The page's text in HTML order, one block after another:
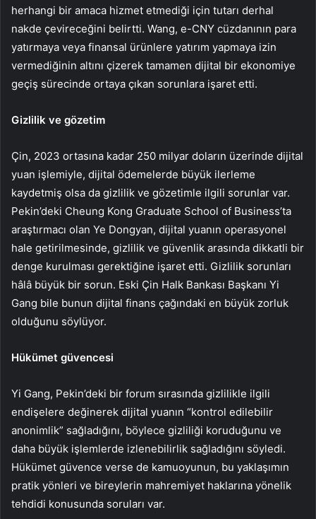
herhangi bir amaca hizmet etmediği için tutarı derhal
nakde çevireceğini belirtti. Wang, e-CNY cüzdanının para
yatırmaya veya finansal ürünlere yatırım yapmaya izin
vermediğinin altını çizerek tamamen dijital bir ekonomiye
geçiş sürecinde ortaya çıkan sorunlara işaret etti.
Gizlilik ve gözetim
Çin, 2023 ortasına kadar 250 milyar doların üzerinde dijital
yuan işlemiyle, dijital ödemelerde büyük ilerleme
kaydetmiş olsa da gizlilik ve gözetimle ilgili sorunlar var.
Pekin’deki Cheung Kong Graduate School of Business’ta
araştırmacı olan Ye Dongyan, dijital yuanın operasyonel
hale getirilmesinde, gizlilik ve güvenlik arasında dikkatli bir
denge kurulması gerektiğine işaret etti. Gizlilik sorunları
hâlâ büyük bir sorun. Eski Çin Halk Bankası Başkanı Yi
Gang bile bunun dijital finans çağındaki en büyük zorluk
olduğunu söylüyor.
Hükümet güvencesi
Yi Gang, Pekin’deki bir forum sırasında gizlilikle ilgili
endişelere değinerek dijital yuanın “kontrol edilebilir
anonimlik” sağladığını, böylece gizliliği koruduğunu ve
daha büyük işlemlerde izlenebilirlik sağladığını söyledi.
Hükümet güvence verse de kamuoyunun, bu yaklaşımın
pratik yönleri ve bireylerin mahremiyet haklarına yönelik
tehdidi konusunda soruları var.